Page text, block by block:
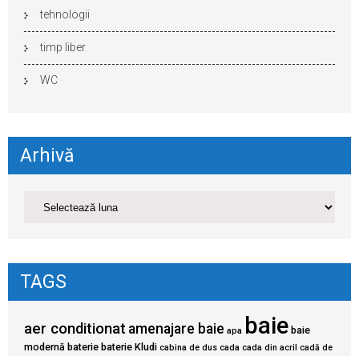
tehnologii
timp liber
WC
Arhivă
TAGS
aer conditionat amenajare baie apa baie baie
modernă baterie baterie Kludi cabina de dus cada cada din acril cadă de